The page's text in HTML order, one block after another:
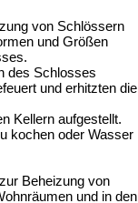
von Schlössern
und Größen
des Schlosses
und erhitzten die
Kellern aufgestellt.
kochen oder Wasser
Beheizung von
und in den